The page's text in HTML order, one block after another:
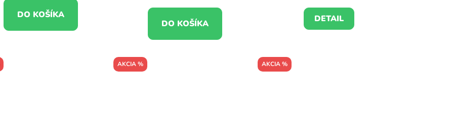
DO KOŠÍKA
DO KOŠÍKA DETAIL
AKCIA % AKCIA %